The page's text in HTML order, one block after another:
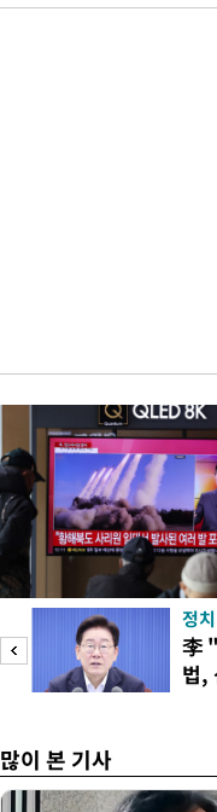
정치
李
법,
많이 본 기사